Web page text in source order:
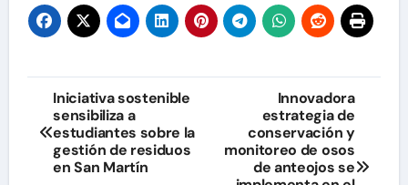
Navegación
de
entradas
Iniciativa sostenible
sensibiliza a
estudiantes sobre la
gestión de residuos
en San Martín
Innovadora
estrategia de
conservación y
monitoreo de osos
de anteojos se